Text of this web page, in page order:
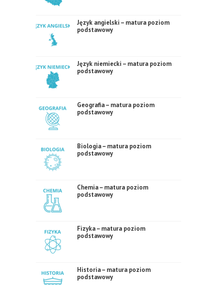
Język angielski – matura poziom
podstawowy
Język niemiecki – matura poziom
podstawowy
Geografia – matura poziom
podstawowy
Biologia – matura poziom
podstawowy
Chemia – matura poziom
podstawowy
Fizyka – matura poziom
podstawowy
Historia – matura poziom
podstawowy